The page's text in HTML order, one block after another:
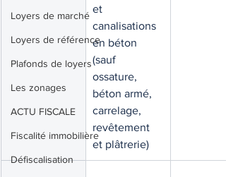
Loyers de marché
Loyers de référence
Plafonds de loyers
Les zonages
ACTU FISCALE
Fiscalité immobilière
Défiscalisation
et
canalisations
en béton
(sauf
ossature,
béton armé,
carrelage,
revêtement
et plâtrerie)